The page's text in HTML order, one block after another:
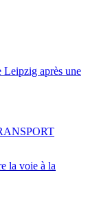
Leipzig après une
la voie à la